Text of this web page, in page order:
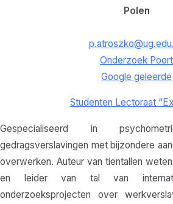
Polen
Onderzoek Poort
Google geleerde
Studenten Lectoraat
Gespecialiseerd in
gedragsverslavingen met bijzondere
overwerken. Auteur van tientallen
en leider van tal van
onderzoeksprojecten over